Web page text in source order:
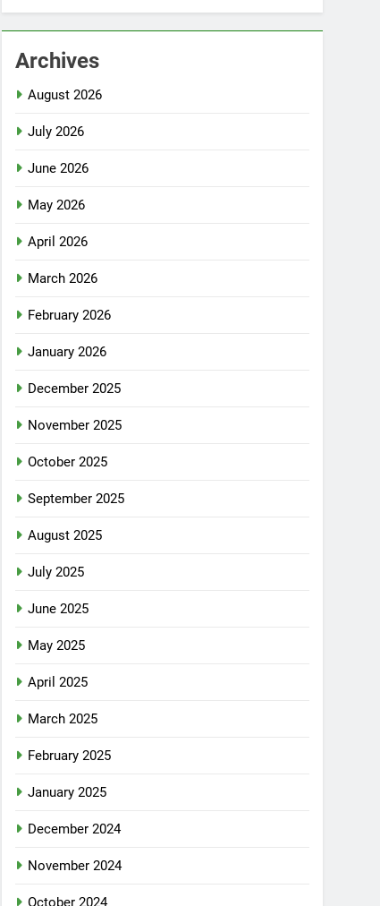
Archives
August 2026
July 2026
June 2026
May 2026
April 2026
March 2026
February 2026
January 2026
December 2025
November 2025
October 2025
September 2025
August 2025
July 2025
June 2025
May 2025
April 2025
March 2025
February 2025
January 2025
December 2024
November 2024
October 2024